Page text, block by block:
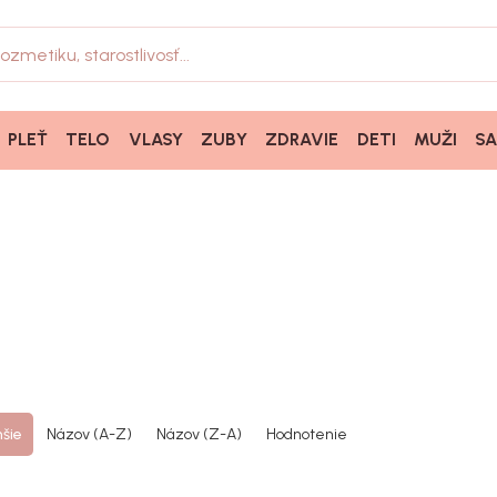
PLEŤ TELO VLASY ZUBY ZDRAVIE DETI MUŽI
Názov (A-Z) Názov (Z-A) Hodnotenie